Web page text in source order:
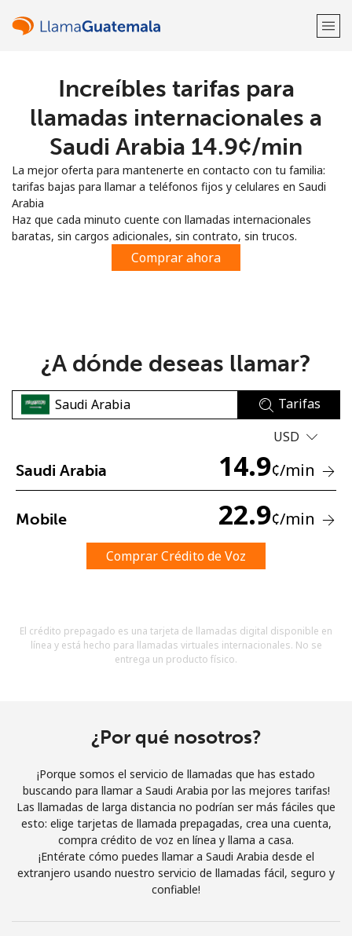
¡Bienvenido!
Regístrate con
o
No se ha creado una contraseña
Una letra mayúscula y una minúscula
Un caracter especial
Términos y condiciones.
Únete
¡Hola!
Increíbles tarifas para
llamadas internacionales a
Saudi Arabia ⁦14.9¢⁩/min
La mejor oferta para mantenerte en contacto con tu familia:
tarifas bajas para llamar a teléfonos fijos y celulares en Saudi
Arabia
Haz que cada minuto cuente con llamadas internacionales
baratas, sin cargos adicionales, sin contrato, sin trucos.
Comprar ahora
¿A dónde deseas llamar?
Tarifas
USD
Saudi Arabia 14.9¢/min
Mobile 22.9¢/min
Comprar Crédito de Voz
El crédito prepagado es una tarjeta de llamadas digital disponible en
línea y está hecho para llamadas virtuales internacionales. No se
entrega un producto físico.
¿Por qué nosotros?
¡Porque somos el servicio de llamadas que has estado
buscando para llamar a Saudi Arabia por las mejores tarifas!
Las llamadas de larga distancia no podrían ser más fáciles que
esto: elige tarjetas de llamada prepagadas, crea una cuenta,
compra crédito de voz en línea y llama a casa.
¡Entérate cómo puedes llamar a Saudi Arabia desde el
extranjero usando nuestro servicio de llamadas fácil, seguro y
confiable!